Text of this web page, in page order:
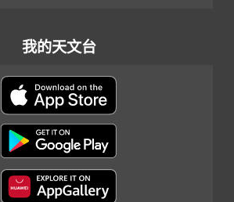
我的天文台